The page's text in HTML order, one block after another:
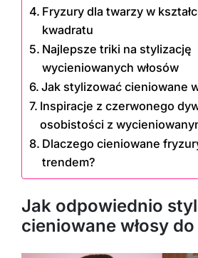
Fryzury dla twarzy w
kwadratu
Najlepsze triki na stylizację
wycieniowanych włosów
Jak stylizować cieniowane
Inspiracje z czerwonego
osobistości z
Dlaczego cieniowane
trendem?
Jak odpowiednio
cieniowane włosy